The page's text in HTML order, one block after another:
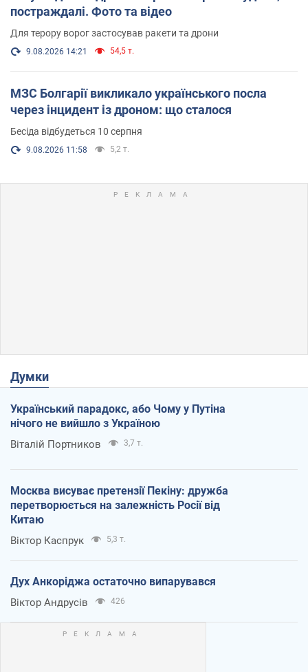
постраждалі. Фото та відео
Для терору ворог застосував ракети та дрони
9.08.2026 14:21 54,5 т.
МЗС Болгарії викликало українського посла
через інцидент із дроном: що сталося
Бесіда відбудеться 10 серпня
9.08.2026 11:58 5,2 т.
Думки
Український парадокс, або Чому у Путіна
нічого не вийшло з Україною
Віталій Портников 3,7 т.
Москва висуває претензії Пекіну: дружба
перетворюється на залежність Росії від
Китаю
Віктор Каспрук 5,3 т.
Дух Анкоріджа остаточно випарувався
Віктор Андрусів 426